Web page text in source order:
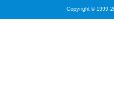
Copyright © 1999-